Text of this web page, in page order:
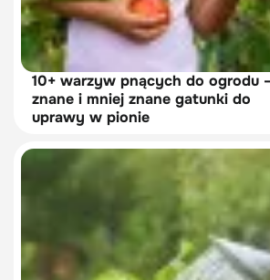
10+ warzyw pnących do ogrodu
znane i mniej znane gatunki do
uprawy w pionie